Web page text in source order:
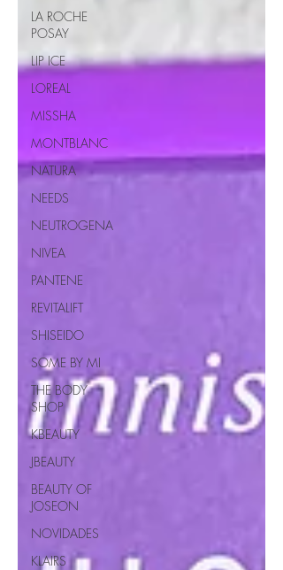
LA ROCHE
POSAY
LIP ICE
LOREAL
MISSHA
MONTBLANC
NATURA
NEEDS
NEUTROGENA
NIVEA
PANTENE
REVITALIFT
SHISEIDO
SOME BY MI
THE BODY
SHOP
KBEAUTY
JBEAUTY
BEAUTY OF
JOSEON
NOVIDADES
KLAIRS